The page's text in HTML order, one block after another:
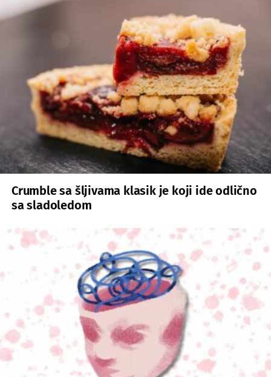
Crumble sa šljivama klasik je koji ide odlično
sa sladoledom